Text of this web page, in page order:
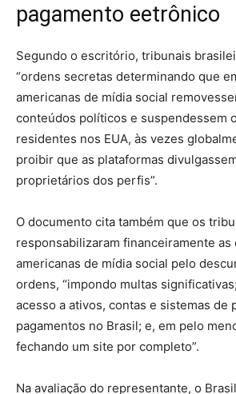
pagamento eetrônico
Segundo o escritório, tribunais
“ordens secretas determinando que
americanas de mídia social
conteúdos políticos e suspendessem
residentes nos EUA, às vezes
proibir que as plataformas
proprietários dos perfis”.
O documento cita também que os
responsabilizaram financeiramente as
americanas de mídia social pelo
ordens, “impondo multas
acesso a ativos, contas e sistemas de
pagamentos no Brasil; e, em pelo
fechando um site por completo”.
Na avaliação do representante, o